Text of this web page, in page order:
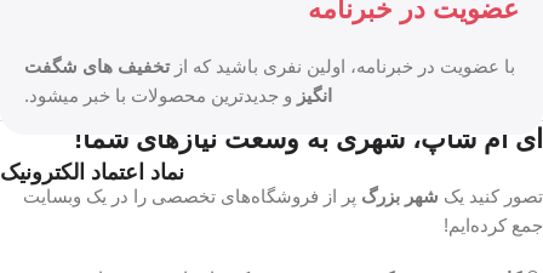
: پاسخگوی شما از طریق چت، تماس و حتی
واتساپ!
ای ام شاپ، شهری به وسعت نیازهای شما!
تصور کنید یک شهر بزرگ پر از فروشگاه‌های تخصصی را در یک وبسایت
جمع کرده‌ایم!
عضویت در خبرنامه
با عضویت در خبرنامه، اولین نفری باشید که ازتخفیف های شگفت
انگیز و جدیدترین محصولات با خبر میشود.
نماد اعتماد الکترونیک